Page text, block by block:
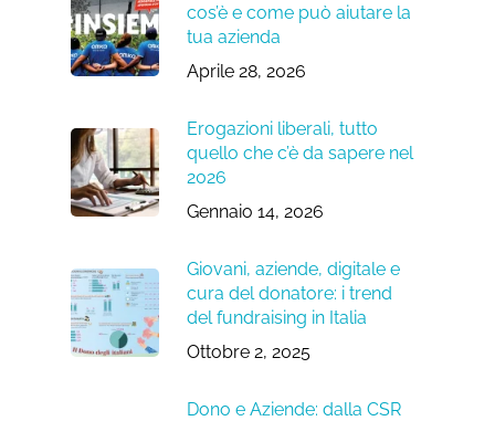
cos’è e come può aiutare la
tua azienda
Aprile 28, 2026
Erogazioni liberali, tutto
quello che c’è da sapere nel
2026
Gennaio 14, 2026
Giovani, aziende, digitale e
cura del donatore: i trend
del fundraising in Italia
Ottobre 2, 2025
Dono e Aziende: dalla CSR